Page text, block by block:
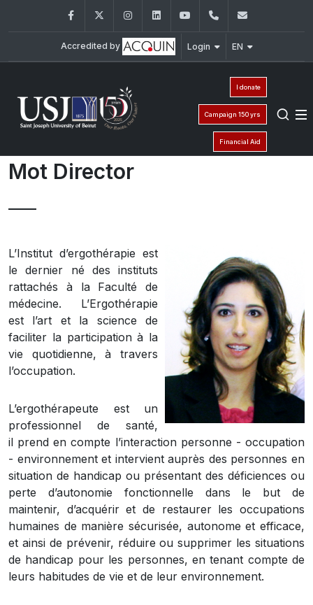
FacebookTwitter InstagramLinkedInYouTube01/421662
Accredited by Login EN
I donate
Campaign 150 yrs
Financial Aid
Mot Director
L’Institut d’ergothérapie est
le dernier né des instituts
rattachés à la Faculté de
médecine. L’Ergothérapie
est l’art et la science de
faciliter la participation à la
vie quotidienne, à travers
l’occupation.
L’ergothérapeute est un
professionnel de santé,
il prend en compte l’interaction personne - occupation
- environnement et intervient auprès des personnes en
situation de handicap ou présentant des déficiences ou
perte d’autonomie fonctionnelle dans le but de
maintenir, d’acquérir et de restaurer les occupations
humaines de manière sécurisée, autonome et efficace,
et ainsi de prévenir, réduire ou supprimer les situations
de handicap pour les personnes, en tenant compte de
leurs habitudes de vie et de leur environnement.